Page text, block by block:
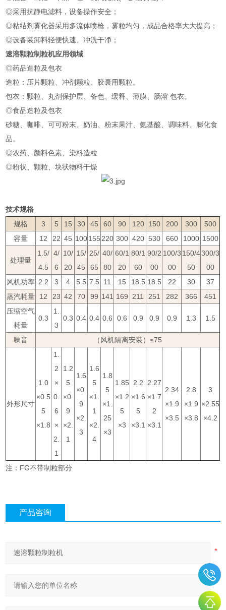
◎采用抗静电滤料，设备操作安全；
◎粘结剂雾化器采用多流体喷枪，雾粒均匀，成品合格率大大提高；
◎设备装卸料轻便快速、冲洗干净；
速溶颗粒制粒机应用领域
◎药品造粒及包衣
造粒：压片颗粒、冲剂颗粒、胶囊用颗粒。
包衣：颗粒、丸剂保护层、备色、缓释、薄膜、肠溶 包衣。
◎食品造粒及包衣
砂糖、咖啡、可可粉末、奶油、粉末果汁、氨基酸、调味料、膨化食
品。
◎农药、颜料色素、染料造粒
◎粉状、颗粒、块状物料干燥
技术规格
规格
3 5 15 30 45 60 90 120 150 200 300
500
容量
12 22 45 100 155 220 300 420 530 660 1000 1500
处理量
1.5/
4.5
4/
6
10/
20
15/
45
25/
65
40/
80
60/1
20
80/1
60
90/2
00
100/3
00
150/4
50
300/3
00
风机功率 2.2 3 4 5.5 7.5 11 15 18.5 18.5 22 30
37
蒸汽耗量
12 23 42 70 99 141 169 211 251 282 366
451
压缩空气
耗量
0.3
1.
3
0.3 0.4 0.4 0.6 0.6 0.9 0.9 0.9 1.3 1.5
噪音 （风机隔离安装）≤75
外形尺寸
1.0
×0.5
5
×1.8
1.
2
×
0.
6
×
2.
1
1.2
5
×0.
9
×2.
1
1.6
×0.
9
×2.
3
1.6
5
×1.
1
×2.
4
1.8
5
×1.
25
×3
1.85
×1.2
5
×3
2.2
×1.6
5
×3.1
2.27
×1.7
2
×3.1
2.34
×1.9
×3.5
2.8
×1.9
×3.8
3
×2.55
×4.2
注：FG不带制粒部分
产品咨询